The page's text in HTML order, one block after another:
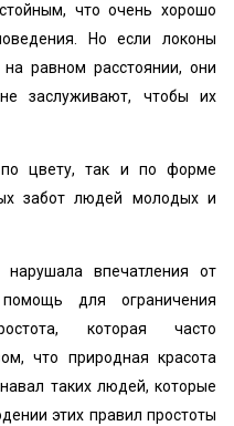
что очень хорошо
Но если локоны
равном расстоянии, они
заслуживают, чтобы их
цвету, так и по форме
забот людей молодых и
впечатления от
для ограничения
которая часто
что природная красота
таких людей, которые
этих правил простоты